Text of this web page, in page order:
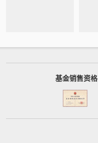
基金销售资格